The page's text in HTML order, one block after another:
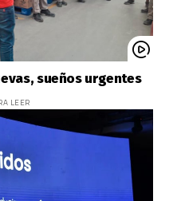
sueños urgentes
LEER